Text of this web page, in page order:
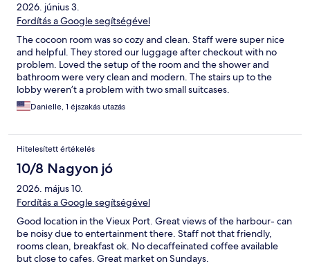
2026. június 3.
Fordítás a Google segítségével
The cocoon room was so cozy and clean. Staff were super nice
and helpful. They stored our luggage after checkout with no
problem. Loved the setup of the room and the shower and
bathroom were very clean and modern. The stairs up to the
lobby weren’t a problem with two small suitcases.
Danielle, 1 éjszakás utazás
Hitelesített értékelés
10/8 Nagyon jó
2026. május 10.
Fordítás a Google segítségével
Good location in the Vieux Port. Great views of the harbour- can
be noisy due to entertainment there. Staff not that friendly,
rooms clean, breakfast ok. No decaffeinated coffee available
but close to cafes. Great market on Sundays.